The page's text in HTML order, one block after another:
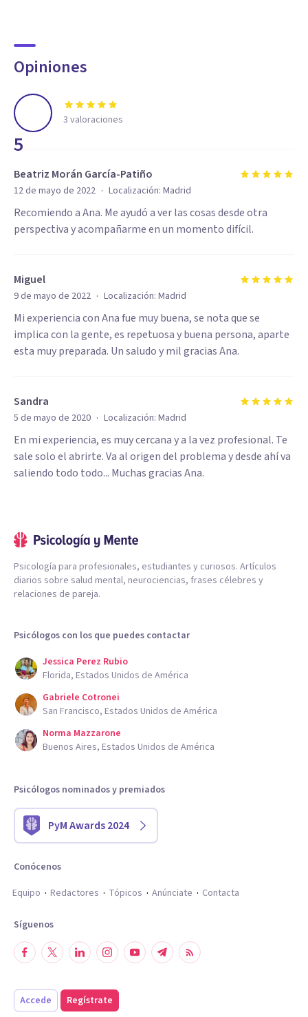
Opiniones
5
3 valoraciones
Beatriz Morán García-Patiño
12 de mayo de 2022 · Localización: Madrid
Recomiendo a Ana. Me ayudó a ver las cosas desde otra
perspectiva y acompañarme en un momento difícil.
Miguel
9 de mayo de 2022 · Localización: Madrid
Mi experiencia con Ana fue muy buena, se nota que se
implica con la gente, es repetuosa y buena persona, aparte
esta muy preparada. Un saludo y mil gracias Ana.
Sandra
5 de mayo de 2020 · Localización: Madrid
En mi experiencia, es muy cercana y a la vez profesional. Te
sale solo el abrirte. Va al origen del problema y desde ahí va
saliendo todo todo... Muchas gracias Ana.
Psicología para profesionales, estudiantes y curiosos. Artículos
diarios sobre salud mental, neurociencias, frases célebres y
relaciones de pareja.
Psicólogos con los que puedes contactar
Jessica Perez Rubio
Florida, Estados Unidos de América
Gabriele Cotronei
San Francisco, Estados Unidos de América
Norma Mazzarone
Buenos Aires, Estados Unidos de América
Psicólogos nominados y premiados
PyM Awards 2024
Conócenos
Equipo
Redactores Tópicos Anúnciate Contacta
Síguenos
Accede Regístrate